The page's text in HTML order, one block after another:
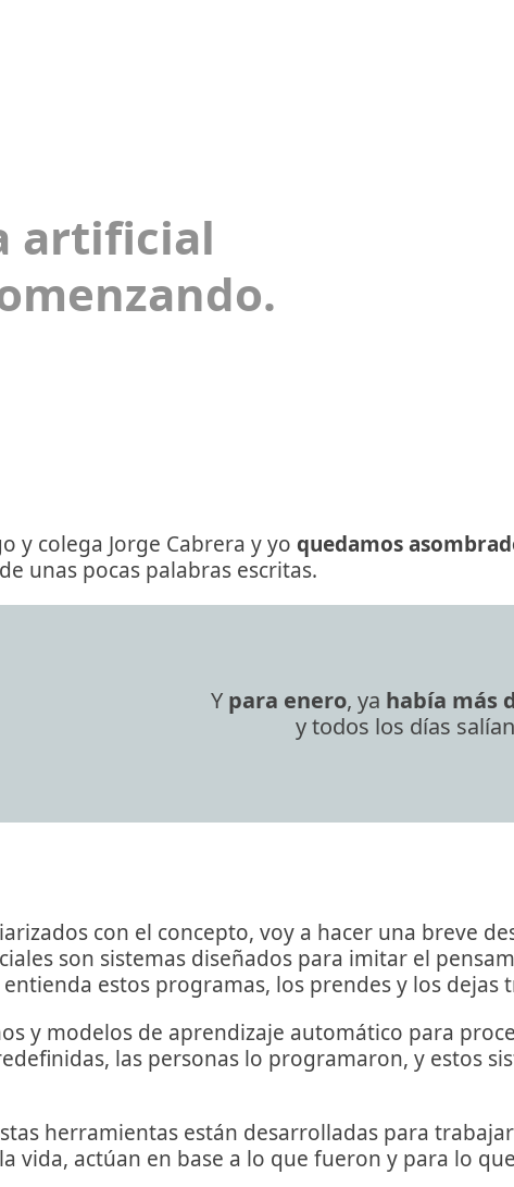
artificial
y colega Jorge Cabrera y yoquedamos
unas pocas palabras escritas.
Y para enero, ya había más
y todos los días
con el concepto, voy a hacer una breve
son sistemas diseñados para imitar el
estos programas, los prendes y los dejas
y modelos de aprendizaje automático para
las personas lo programaron, y estos
herramientas están desarrolladas para
vida, actúan en base a lo que fueron y para lo